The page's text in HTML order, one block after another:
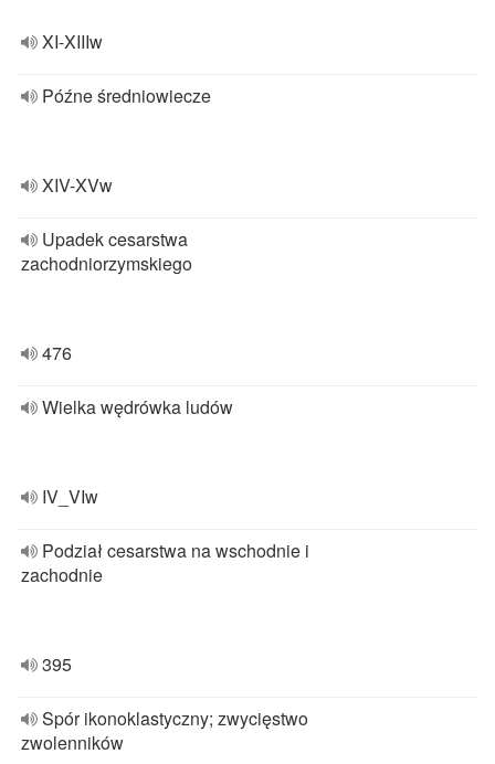
XI-XIIIw
Późne średniowiecze
XIV-XVw
Upadek cesarstwa
zachodniorzymskiego
476
Wielka wędrówka ludów
IV_VIw
Podział cesarstwa na wschodnie i
zachodnie
395
Spór ikonoklastyczny; zwycięstwo
zwolenników